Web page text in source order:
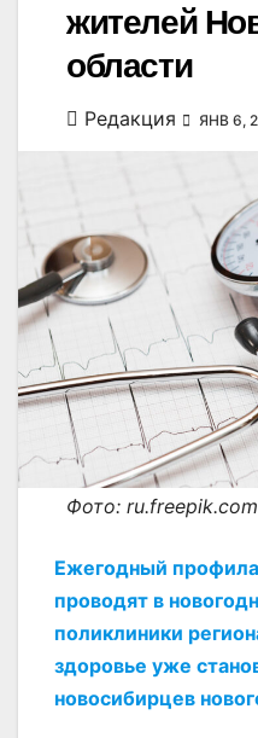
жителей
области
Редакция ЯНВ 6,
Фото: ru.freepik.com
Ежегодный
проводят в
поликлиники
здоровье уже
новосибирцев